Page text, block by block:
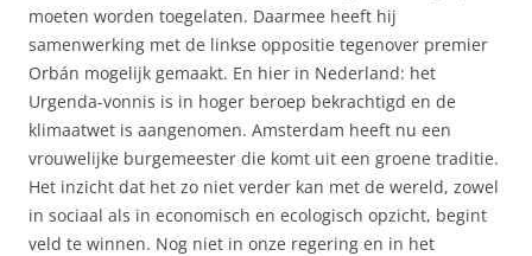
moeten worden toegelaten. Daarmee heeft hij
samenwerking met de linkse oppositie tegenover premier
Orbán mogelijk gemaakt. En hier in Nederland: het
Urgenda-vonnis is in hoger beroep bekrachtigd en de
klimaatwet is aangenomen. Amsterdam heeft nu een
vrouwelijke burgemeester die komt uit een groene traditie.
Het inzicht dat het zo niet verder kan met de wereld, zowel
in sociaal als in economisch en ecologisch opzicht, begint
veld te winnen. Nog niet in onze regering en in het